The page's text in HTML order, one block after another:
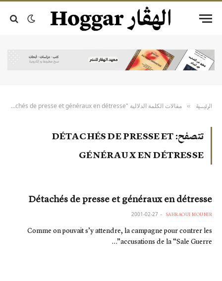
الرئيسية » مقالات الكلمة الدلالية "Détachés de presse et généraux en détresse"
تتصفح: DÉTACHÉS DE PRESSE ET
GÉNÉRAUX EN DÉTRESSE
Détachés de presse et généraux en détresse
SAHRAOUI MOUNIR
2001-02-27
Comme on pouvait s’y attendre, la campagne pour contrer les
accusations de la “Sale Guerre”…